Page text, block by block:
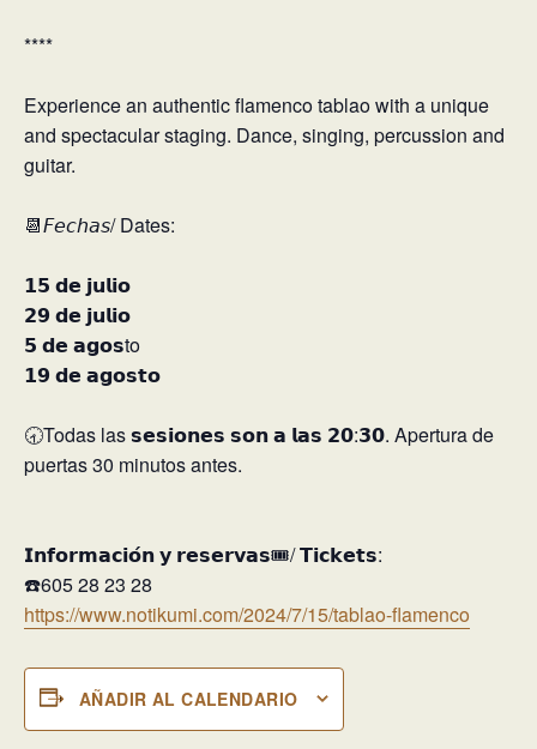
****⁣
Experience an authentic flamenco tablao with a unique
and spectacular staging. Dance, singing, percussion and
guitar.⁣
📆𝘍𝘦𝘤𝘩𝘢𝘴/ Dates:⁣
𝟭𝟱 𝗱𝗲 𝗷𝘂𝗹𝗶𝗼⁣
𝟮𝟵 𝗱𝗲 𝗷𝘂𝗹𝗶𝗼⁣
𝟱 𝗱𝗲 𝗮𝗴𝗼𝘀to
𝟭𝟵 𝗱𝗲 𝗮𝗴𝗼𝘀𝘁𝗼⁣
🕣Todas las 𝘀𝗲𝘀𝗶𝗼𝗻𝗲𝘀 𝘀𝗼𝗻 𝗮 𝗹𝗮𝘀 𝟮𝟬:𝟯𝟬. Apertura de
puertas 30 minutos antes.⁣
𝗜𝗻𝗳𝗼𝗿𝗺𝗮𝗰𝗶𝗼́𝗻 𝘆 𝗿𝗲𝘀𝗲𝗿𝘃𝗮𝘀🎟️/ 𝗧𝗶𝗰𝗸𝗲𝘁𝘀:⁣
☎️605 28 23 28⁣
https://www.notikumi.com/2024/7/15/tablao-flamenco
AÑADIR AL CALENDARIO